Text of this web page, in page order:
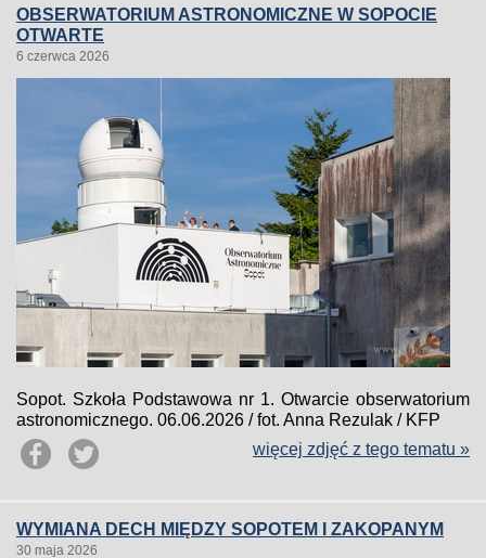
OBSERWATORIUM ASTRONOMICZNE W SOPOCIE
OTWARTE
6 czerwca 2026
Sopot. Szkoła Podstawowa nr 1. Otwarcie obserwatorium
astronomicznego. 06.06.2026 / fot. Anna Rezulak / KFP
więcej zdjęć z tego tematu »
WYMIANA DECH MIĘDZY SOPOTEM I ZAKOPANYM
30 maja 2026